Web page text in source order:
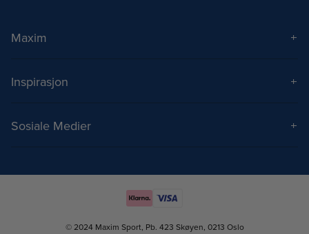
Maxim
Kontakt
Spørsmål og svar
Inspirasjon
Treningsprogram
Sosiale Medier
© 2024 Maxim Sport, Pb. 423 Skøyen, 0213 Oslo